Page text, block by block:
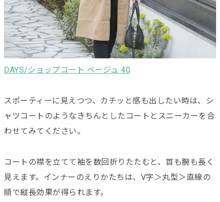
DAYS/ショップコート ベージュ 40
スポーティーに見えつつ、カチッと感も出したい時は、シ
ャツコートのようなきちんとしたコートとスニーカーを合
わせてみてください。
コートの襟を立てて袖を数回折りたたむと、首も腕も長く
見えます。インナーのえりかたちは、V字＞丸型＞直線の
順で縦長効果が得られます。